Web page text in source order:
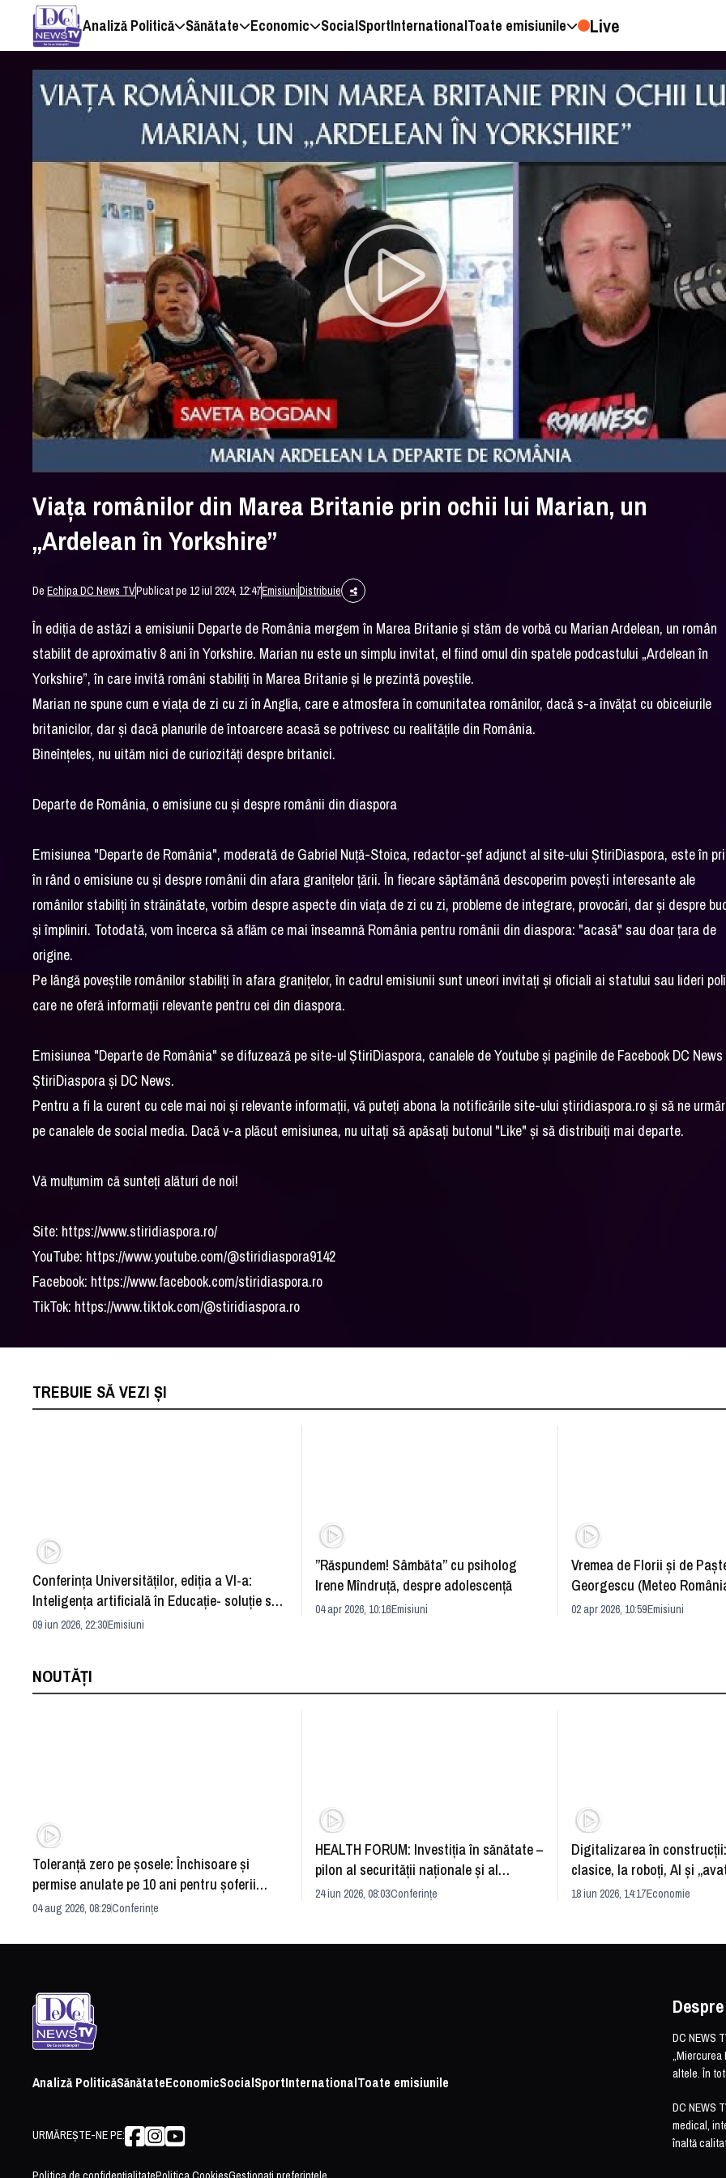
Analiză Politică Sănătate Economic SocialSportInternationalToate emisiunile Live
Viața românilor din Marea Britanie prin ochii lui Marian, un
„Ardelean în Yorkshire”
DeEchipa DC News TVPublicat pe 12 iul 2024, 12:47EmisiuniDistribuie
În ediția de astăzi a emisiunii Departe de România mergem în Marea Britanie și stăm de vorbă cu Marian Ardelean, un român
stabilit de aproximativ 8 ani în Yorkshire. Marian nu este un simplu invitat, el fiind omul din spatele podcastului „Ardelean în
Yorkshire”, în care invită români stabiliți în Marea Britanie și le prezintă poveștile.
Marian ne spune cum e viața de zi cu zi în Anglia, care e atmosfera în comunitatea românilor, dacă s-a învățat cu obiceiurile
britanicilor, dar și dacă planurile de întoarcere acasă se potrivesc cu realitățile din România.
Bineînțeles, nu uităm nici de curiozități despre britanici.
Departe de România, o emisiune cu și despre românii din diaspora
Emisiunea "Departe de România", moderată de Gabriel Nuță-Stoica, redactor-șef adjunct al site-ului ȘtiriDiaspora, este în
în rând o emisiune cu și despre românii din afara granițelor țării. În fiecare săptămână descoperim povești interesante ale
românilor stabiliți în străinătate, vorbim despre aspecte din viața de zi cu zi, probleme de integrare, provocări, dar și despre
și împliniri. Totodată, vom încerca să aflăm ce mai înseamnă România pentru românii din diaspora: "acasă" sau doar țara de
origine.
Pe lângă poveștile românilor stabiliți în afara granițelor, în cadrul emisiunii sunt uneori invitați și oficiali ai statului sau lideri
care ne oferă informații relevante pentru cei din diaspora.
Emisiunea "Departe de România" se difuzează pe site-ul ȘtiriDiaspora, canalele de Youtube și paginile de Facebook DC
ȘtiriDiaspora și DC News.
Pentru a fi la curent cu cele mai noi și relevante informații, vă puteți abona la notificările site-ului știridiaspora.ro și să ne
pe canalele de social media. Dacă v-a plăcut emisiunea, nu uitați să apăsați butonul "Like" și să distribuiți mai departe.
Vă mulțumim că sunteți alături de noi!
Site: https://www.stiridiaspora.ro/
YouTube: https://www.youtube.com/@stiridiaspora9142
Facebook: https://www.facebook.com/stiridiaspora.ro
TikTok: https://www.tiktok.com/@stiridiaspora.ro
TREBUIE SĂ VEZI ȘI
Conferința Universităților, ediția a VI-a:
Inteligența artificială în Educație- soluție sau
problemă?
09 iun 2026, 22:30Emisiuni
”Răspundem! Sâmbăta” cu psiholog
Irene Mîndruță, despre adolescență
04 apr 2026, 10:16Emisiuni
Vremea de Florii și de
Georgescu (Meteo
prognoza
02 apr 2026, 10:59Emisiuni
NOUTĂȚI
Toleranță zero pe șosele: Închisoare și
permise anulate pe 10 ani pentru șoferii
iresponsabili
04 aug 2026, 08:29Conferințe
HEALTH FORUM: Investiția în sănătate –
pilon al securității naționale și al
dezvoltării economice
24 iun 2026, 08:03Conferințe
Digitalizarea în
clasice, la roboți, AI și
România și redefinirea
18 iun 2026, 14:17Economie
Analiză PoliticăSănătateEconomicSocialSportInternationalToate emisiunile
URMĂREȘTE-NE PE:
DC NEWS
„Miercurea
altele. În
DC NEWS
medical,
înaltă